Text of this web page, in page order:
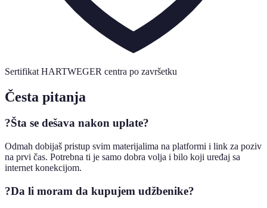
Sertifikat HARTWEGER centra po završetku
Česta pitanja
?Šta se dešava nakon uplate?
Odmah dobijaš pristup svim materijalima na platformi i link za poziv
na prvi čas. Potrebna ti je samo dobra volja i bilo koji uređaj sa
internet konekcijom.
?Da li moram da kupujem udžbenike?